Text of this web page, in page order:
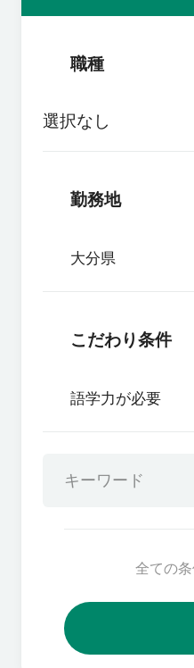
職種
選択なし
勤務地
大分県
こだわり条件
語学力が必要
全ての